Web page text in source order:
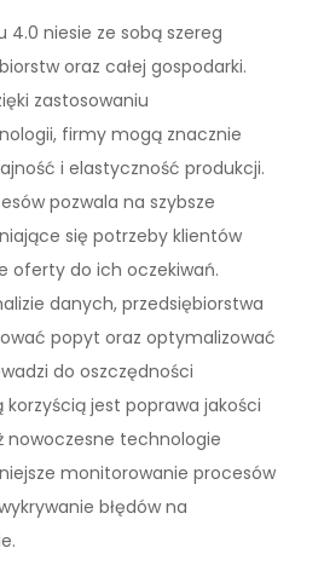
4.0 niesie ze sobą szereg
oraz całej gospodarki.
zastosowaniu
firmy mogą znacznie
i elastyczność produkcji.
pozwala na szybsze
się potrzeby klientów
oferty do ich oczekiwań.
danych, przedsiębiorstwa
popyt oraz optymalizować
do oszczędności
korzyścią jest poprawa jakości
nowoczesne technologie
monitorowanie procesów
błędów na